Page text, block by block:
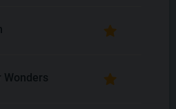
Wonders